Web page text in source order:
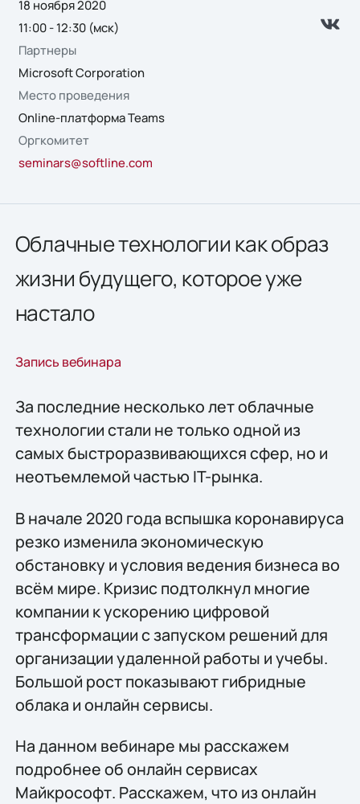
18 ноября 2020
11:00 - 12:30 (мск)
Партнеры
Microsoft Corporation
Место проведения
Online-платформа Teams
Оргкомитет
seminars@softline.com
Облачные технологии как образ
жизни будущего, которое уже
настало
Запись вебинара
За последние несколько лет облачные
технологии стали не только одной из
самых быстроразвивающихся сфер, но и
неотъемлемой частью IT-рынка.
В начале 2020 года вспышка коронавируса
резко изменила экономическую
обстановку и условия ведения бизнеса во
всём мире. Кризис подтолкнул многие
компании к ускорению цифровой
трансформации с запуском решений для
организации удаленной работы и учебы.
Большой рост показывают гибридные
облака и онлайн сервисы.
На данном вебинаре мы расскажем
подробнее об онлайн сервисах
Майкрософт. Расскажем, что из онлайн